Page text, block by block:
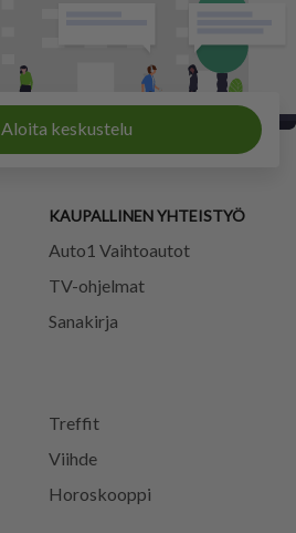
Aloita keskustelu
Treffit
Viihde
Horoskooppi
KAUPALLINEN YHTEISTYÖ
Auto1 Vaihtoautot
TV-ohjelmat
Sanakirja